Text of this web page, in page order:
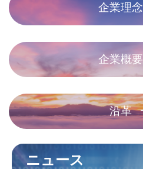
工
で
大
小
様々
企業理念
企業概要
沿革
ニュース